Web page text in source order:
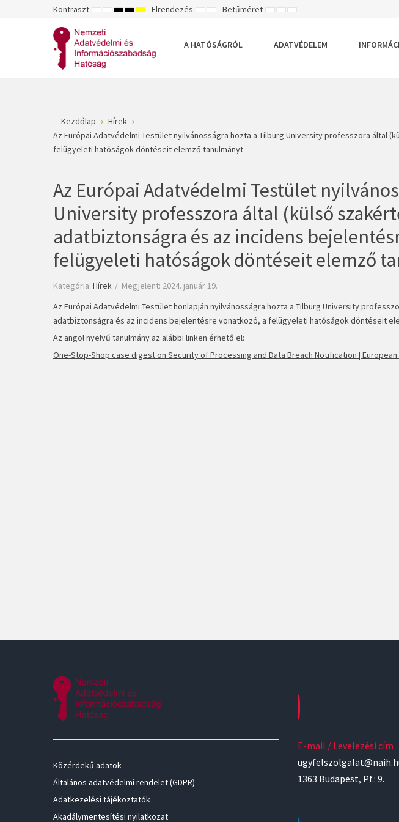
Kontraszt ALAPÉRTELMEZETT
ÉJSZAKAI
NAGY
FEHÉR
MÓD
NAGY
SÁRGA
MÓD
NAGY
MÓD
Elrendezés RÖGZÍTETT
SZÉLES
Betűméret KISEBB
ALAPÉRTELMEZETT
NAGYOBB
A HATÓSÁGRÓL
ADATVÉDELEM
Kezdőlap
Hírek
Az Európai Adatvédelmi Testület nyilvánosságra hozta a Tilburg University professzora
felügyeleti hatóságok döntéseit elemző tanulmányt
Az Európai Adatvédelmi Testület
University professzora által (külső
adatbiztonságra és az incidens
felügyeleti hatóságok döntéseit elemző
Kategória: Hírek
Megjelent: 2024. január 19.
Az Európai Adatvédelmi Testület honlapján nyilvánosságra hozta a Tilburg University
adatbiztonságra és az incidens bejelentésre vonatkozó, a felügyeleti hatóságok döntéseit
Az angol nyelvű tanulmány az alábbi linken érhető el:
One-Stop-Shop case digest on Security of Processing and Data Breach Notification |
Közérdekű adatok
Általános adatvédelmi rendelet (GDPR)
Adatkezelési tájékoztatók
Akadálymentesítési nyilatkozat
E-mail / Levelezési cím
1363 Budapest, Pf.: 9.